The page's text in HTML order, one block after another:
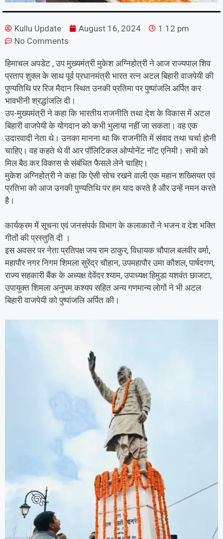
Kullu Update August 16, 2024
1:12 pm
No Comments
हिमाचल अपडेट , उप मुख्यमंत्री मुकेश अग्निहोत्री ने आज राज्यपाल शिव
प्रताप शुक्ल के साथ पूर्व प्रधानमंत्री भारत रत्न अटल बिहारी वाजपेयी की
पुण्यतिथि पर रिज मैदान स्थित उनकी प्रतिमा पर पुष्पांजलि अर्पित कर
भावभीनी श्रद्धांजलि दी।
उप-मुख्यमंत्री ने कहा कि भारतीय राजनीति तथा देश के विकास में अटल
बिहारी वाजपेयी के योगदान को कभी भुलाया नहीं जा सकता। वह एक
उदारवादी नेता थे। उनका मानना था कि राजनीति में संवाद तथा चर्चा होनी
चाहिए। वह कहते थे वी आर पॉलिटिकल ओप्पोनेंट नॉट एनिमी। सभी को
मिल बैठ कर विकास से संबंधित फैसले लेने चाहिए।
मुकेश अग्निहोत्री ने कहा कि ऐसी सोच रखने वाली एक महान शख्सियत एवं
प्रतिभा को आज उनकी पुण्यतिथि पर हम याद करते है और उन्हें नमन करते
है।
कार्यक्रम में सूचना एवं जनसंपर्क विभाग के कलाकारों ने भजन व देश भक्ति
गीतों की प्रस्तुति दी ।
इस अवसर पर नेता प्रतिपक्ष जय राम ठाकुर, विधायक चौपाल बलवीर वर्मा,
महापौर नगर निगम शिमला सुरेंद्र चौहान, उपमहापौर उमा कौशल, पार्षदगण,
राज्य सहकारी बैंक के अध्यक्ष देवेंदर श्याम, उपाध्यक्ष हिमुडा यशवंत छाजटा,
उपायुक्त शिमला अनुपम कश्यप सहित अन्य गणमान्य लोगों ने भी अटल
बिहारी वाजपेयी को पुष्पांजलि अर्पित की।